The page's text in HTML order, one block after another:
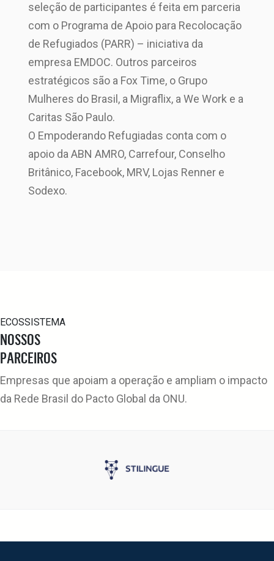
seleção de participantes é feita em parceria
com o Programa de Apoio para Recolocação
de Refugiados (PARR) – iniciativa da
empresa EMDOC. Outros parceiros
estratégicos são a Fox Time, o Grupo
Mulheres do Brasil, a Migraflix, a We Work e a
Caritas São Paulo.
O Empoderando Refugiadas conta com o
apoio da ABN AMRO, Carrefour, Conselho
Britânico, Facebook, MRV, Lojas Renner e
Sodexo.
ECOSSISTEMA
NOSSOS
PARCEIROS
Empresas que apoiam a operação e ampliam o impacto
da Rede Brasil do Pacto Global da ONU.